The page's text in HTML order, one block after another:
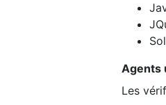
Agents
Les